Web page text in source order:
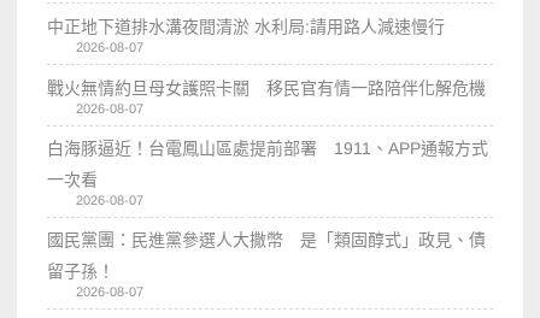
中正地下道排水溝夜間清淤 水利局:請用路人減速慢行
2026-08-07
戰火無情約旦母女護照卡關 移民官有情一路陪伴化解危機
2026-08-07
白海豚逼近！台電鳳山區處提前部署 1911、APP通報方式
一次看
2026-08-07
國民黨團：民進黨參選人大撒幣 是「類固醇式」政見、債
留子孫！
2026-08-07